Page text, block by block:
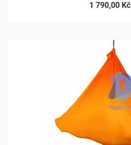
1 790,00 Kč